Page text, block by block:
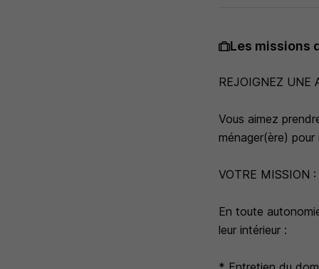
Les missions
REJOIGNEZ UNE
Vous aimez
ménager(ère)
VOTRE MISSION
En toute
leur intérieur :